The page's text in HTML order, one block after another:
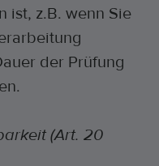
ist, z.B. wenn Sie
der Prüfung
(Art. 20